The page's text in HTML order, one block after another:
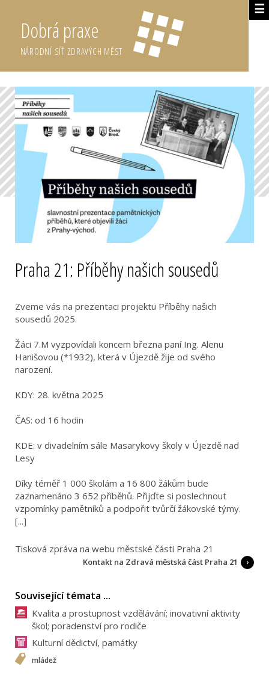
☰
Dobrá praxe
NÁRODNÍ SÍŤ ZDRAVÝCH MĚST
Praha 21: Příběhy našich sousedů
Zveme vás na prezentaci projektu Příběhy našich
sousedů 2025.
Žáci 7.M vyzpovídali koncem března paní Ing. Alenu
Hanišovou (*1932), která v Újezdě žije od svého
narození.
KDY: 28. května 2025
ČAS: od 16 hodin
KDE: v divadelním sále Masarykovy školy v Újezdě nad
Lesy
Díky téměř 1 000 školám a 16 800 žákům bude
zaznamenáno 3 652 příběhů. Přijďte si poslechnout
vzpomínky pamětníků a podpořit tvůrčí žákovské týmy.
[...]
Tisková zpráva na webu městské části Praha 21
Kontakt na Zdravá městská část Praha 21
Související témata ...
Kvalita a prostupnost vzdělávání; inovativní aktivity
škol; poradenství pro rodiče
Kulturní dědictví, památky
mládež